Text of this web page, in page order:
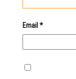
Email *